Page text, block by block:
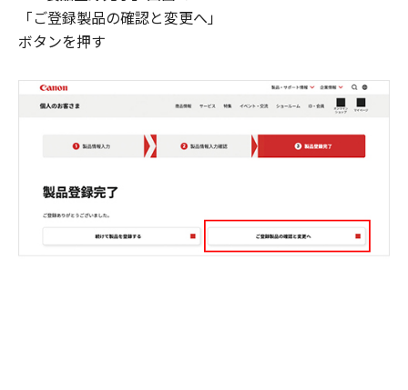
「ご登録製品の確認と変更へ」
ボタンを押す